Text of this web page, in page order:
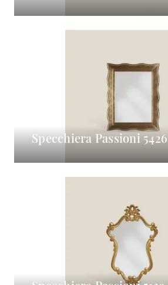
Specchiera Passioni 5426